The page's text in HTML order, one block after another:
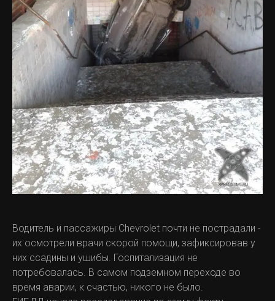
Водитель и пассажиры Chevrolet почти не пострадали -
их осмотрели врачи скорой помощи, зафиксировав у
них ссадины и ушибы. Госпитализация не
потребовалась. В самом подземном переходе во
время аварии, к счастью, никого не было.